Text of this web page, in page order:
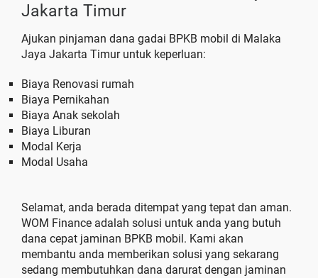
Jakarta Timur
Ajukan pinjaman dana gadai BPKB mobil di Malaka
Jaya Jakarta Timur untuk keperluan:
Biaya Renovasi rumah
Biaya Pernikahan
Biaya Anak sekolah
Biaya Liburan
Modal Kerja
Modal Usaha
Selamat, anda berada ditempat yang tepat dan aman.
WOM Finance adalah solusi untuk anda yang butuh
dana cepat jaminan BPKB mobil. Kami akan
membantu anda memberikan solusi yang sekarang
sedang membutuhkan dana darurat dengan jaminan